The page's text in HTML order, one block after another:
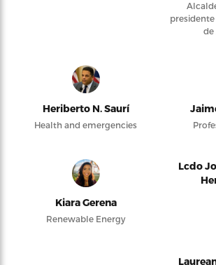
de
Heriberto N. Saurí
Health and emergencies
Kiara Gerena
Renewable Energy
Lcdo